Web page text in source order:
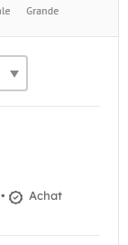
•
Achat